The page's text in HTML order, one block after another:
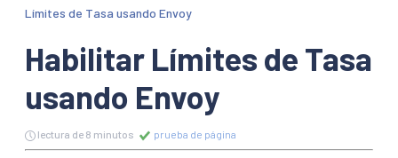
Límites de Tasa usando Envoy
Habilitar Límites de Tasa
usando Envoy
lectura de 8 minutos prueba de página